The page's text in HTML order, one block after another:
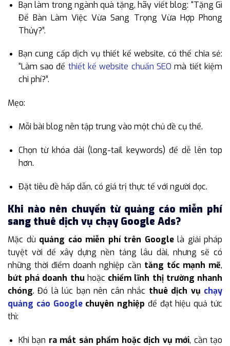
Bạn làm trong ngành quà tặng, hãy viết blog: “Tặng Gì
Để Bàn Làm Việc Vừa Sang Trọng Vừa Hợp Phong
Thủy?”.
Bạn cung cấp dịch vụ thiết kế website, có thể chia sẻ:
“Làm sao để thiết kế website chuẩn SEO mà tiết kiệm
chi phí?”.
Mẹo:
Mỗi bài blog nên tập trung vào một chủ đề cụ thể.
Chọn từ khóa dài (long-tail keywords) để dễ lên top
hơn.
Đặt tiêu đề hấp dẫn, có giá trị thực tế với người đọc.
Khi nào nên chuyển từ quảng cáo miễn phí
sang thuê dịch vụ chạy Google Ads?
Mặc dù quảng cáo miễn phí trên Googlelà giải pháp
tuyệt vời để xây dựng nền tảng lâu dài, nhưng sẽ có
những thời điểm doanh nghiệp cần tăng tốc mạnh mẽ,
bứt phá doanh thu hoặc chiếm lĩnh thị trường nhanh
chóng. Đó là lúc bạn nên cân nhắc thuê dịch vụ chạy
quảng cáo Googlechuyên nghiệp để đạt hiệu quả tức
thì:
Khi bạn ra mắt sản phẩm hoặc dịch vụ mới, cần tạo